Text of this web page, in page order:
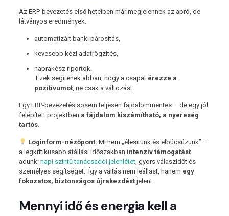
Az ERP-bevezetés első heteiben már megjelennek az apró, de
látványos eredmények:
automatizált banki párosítás,
kevesebb kézi adatrögzítés,
naprakész riportok.
Ezek segítenek abban, hogy a csapat érezze a
pozitívumot, ne csak a változást.
Egy ERP-bevezetés sosem teljesen fájdalommentes – de egy jól
felépített projektben a fájdalom kiszámítható, a nyereség
tartós.
Loginform-nézőpont: Mi nem „élesítünk és elbúcsúzunk” –
a legkritikusabb átállási időszakban intenzív támogatást
adunk: napi szintű tanácsadói jelenlétet, gyors válaszidőt és
személyes segítséget. Így a váltás nem leállást, hanem egy
fokozatos, biztonságos újrakezdéstjelent.
Mennyi idő és energia kell a